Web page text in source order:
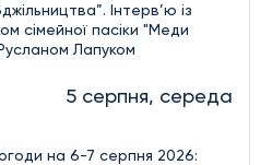
Інтерв’ю із
сімейної пасіки "Меди
Лапуком
5 серпня, середа
на 6-7 серпня 2026: